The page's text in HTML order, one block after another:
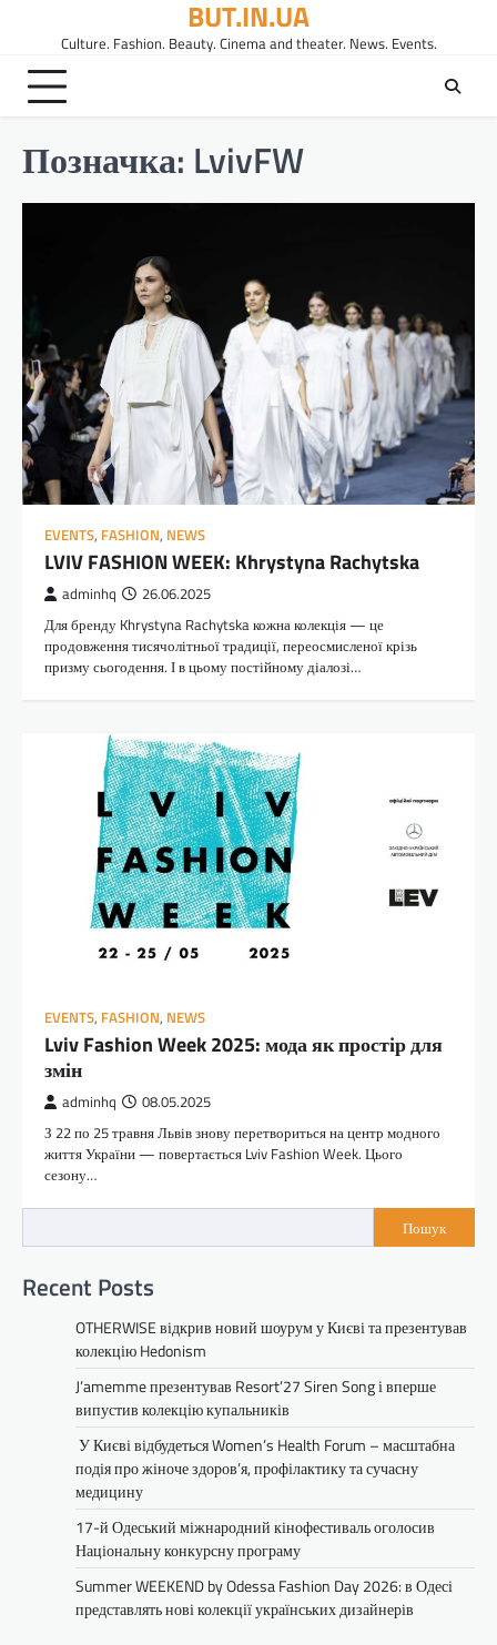
вмісту
BUT.IN.UA
Culture. Fashion. Beauty. Cinema and theater. News. Events.
Позначка: LvivFW
EVENTS, FASHION, NEWS
LVIV FASHION WEEK: Khrystyna Rachytska
adminhq 26.06.2025
Для бренду Khrystyna Rachytska кожна колекція — це
продовження тисячолітньої традиції, переосмисленої крізь
призму сьогодення. І в цьому постійному діалозі…
EVENTS, FASHION, NEWS
Lviv Fashion Week 2025: мода як простір для
змін
adminhq 08.05.2025
З 22 по 25 травня Львів знову перетвориться на центр модного
життя України — повертається Lviv Fashion Week. Цього
сезону…
Пошук
Recent Posts
OTHERWISE відкрив новий шоурум у Києві та презентував
колекцію Hedonism
J’amemme презентував Resort’27 Siren Song і вперше
випустив колекцію купальників
У Києві відбудеться Women’s Health Forum – масштабна
подія про жіноче здоров’я, профілактику та сучасну
медицину
17-й Одеський міжнародний кінофестиваль оголосив
Національну конкурсну програму
Summer WEEKEND by Odessa Fashion Day 2026: в Одесі
представлять нові колекції українських дизайнерів